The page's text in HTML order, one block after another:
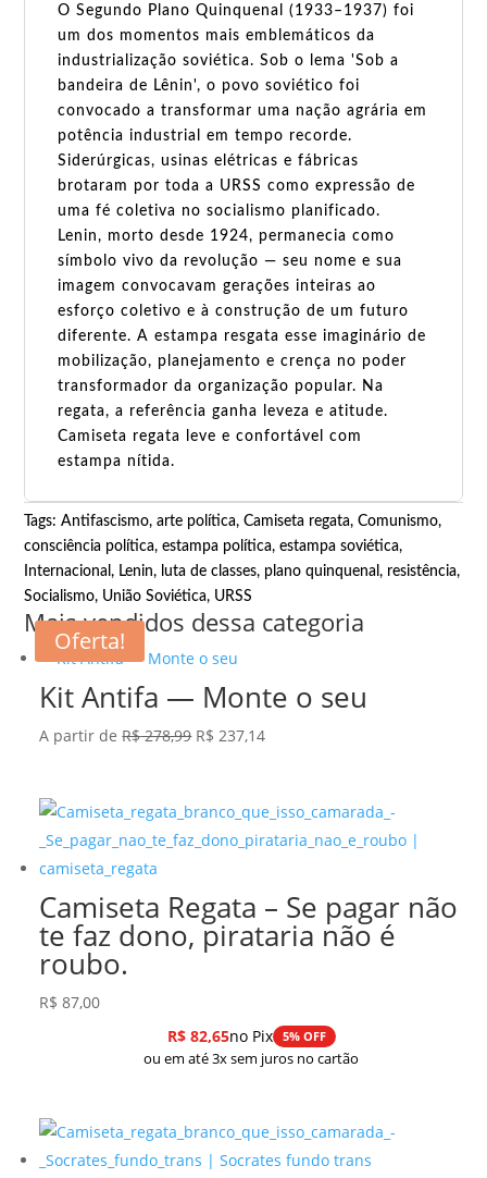
O Segundo Plano Quinquenal (1933–1937) foi
um dos momentos mais emblemáticos da
industrialização soviética. Sob o lema 'Sob a
bandeira de Lênin', o povo soviético foi
convocado a transformar uma nação agrária em
potência industrial em tempo recorde.
Siderúrgicas, usinas elétricas e fábricas
brotaram por toda a URSS como expressão de
uma fé coletiva no socialismo planificado.
Lenin, morto desde 1924, permanecia como
símbolo vivo da revolução — seu nome e sua
imagem convocavam gerações inteiras ao
esforço coletivo e à construção de um futuro
diferente. A estampa resgata esse imaginário de
mobilização, planejamento e crença no poder
transformador da organização popular. Na
regata, a referência ganha leveza e atitude.
Camiseta regata leve e confortável com
estampa nítida.
Tags:Antifascismo,arte política,Camiseta regata,Comunismo,
consciência política,estampa política,estampa soviética,
Internacional, Lenin, luta de classes, plano quinquenal, resistência,
Socialismo, União Soviética, URSS
Mais vendidos dessa categoria
Oferta!
Kit Antifa — Monte o seu
A partir deR$278,99 O
era:
R$ 278,99.
R$ 237,14O
é:
R$ 237,14.
Camiseta Regata – Se pagar não
te faz dono, pirataria não é
roubo.
R$ 87,00
R$82,65no Pix 5% OFF
ou em até 3x sem juros no cartão